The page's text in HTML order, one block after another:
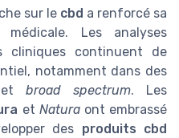
sur le cbd a renforcé sa
Les analyses
cliniques continuent de
notamment dans des
broad spectrum. Les
et Naturaont embrassé
des produits cbd